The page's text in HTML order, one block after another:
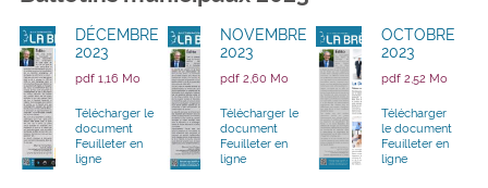
DÉCEMBRE
2023
pdf 1,16 Mo
Télécharger le
document
Feuilleter en
ligne
NOVEMBRE
2023
pdf 2,60 Mo
Télécharger le
document
Feuilleter en
ligne
OCTOBRE
2023
pdf 2,52 Mo
Télécharger
le document
Feuilleter en
ligne